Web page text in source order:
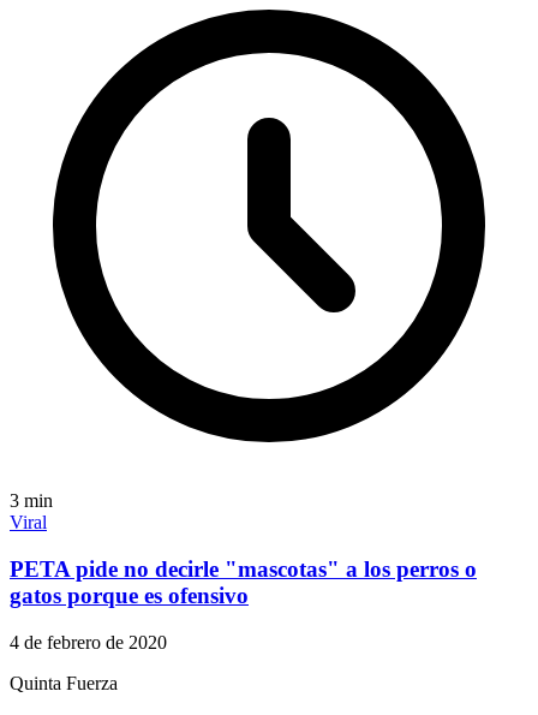
3 min
Viral
PETA pide no decirle "mascotas" a los perros o
gatos porque es ofensivo
4 de febrero de 2020
Quinta Fuerza